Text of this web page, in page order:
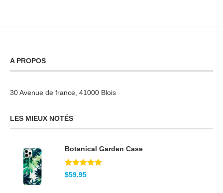
A PROPOS
30 Avenue de france, 41000 Blois
LES MIEUX NOTÉS
Botanical Garden Case
Note5.00
sur 5
$59.95